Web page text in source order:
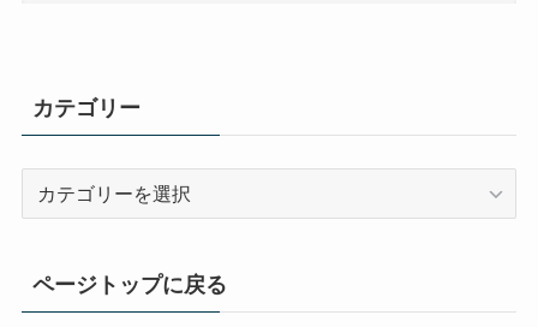
カテゴリー
ページトップに戻る